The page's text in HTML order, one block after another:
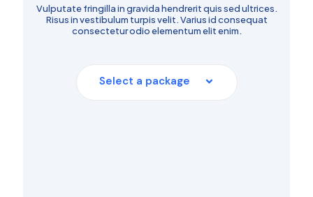
Vulputate fringilla in gravida hendrerit quis sed ultrices.
Risus in vestibulum turpis velit. Varius id consequat
consectetur odio elementum elit enim.
Select a package